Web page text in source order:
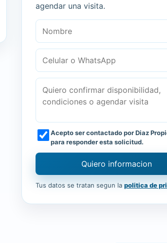
agendar una visita.
Nombre
Celular o WhatsApp
Mensaje
Acepto ser contactado por Diaz
para responder esta solicitud.
Quiero informacion
Tus datos se tratan segun la politica de